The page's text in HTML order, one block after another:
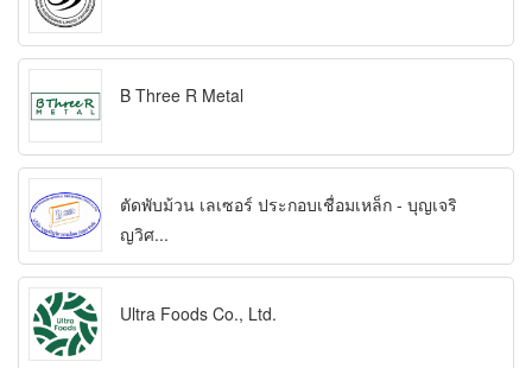
B Three R Metal
ตัดพับม้วน เลเซอร์ ประกอบเชื่อมเหล็ก - บุญเจริ
ญวิศ...
Ultra Foods Co., Ltd.